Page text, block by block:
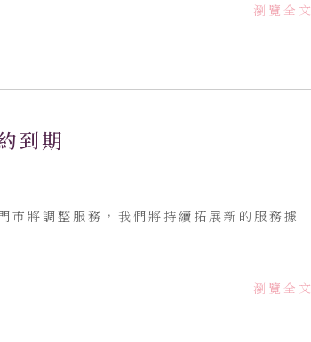
瀏覽全文
到期
市將調整服務，我們將持續拓展新的服務據
瀏覽全文